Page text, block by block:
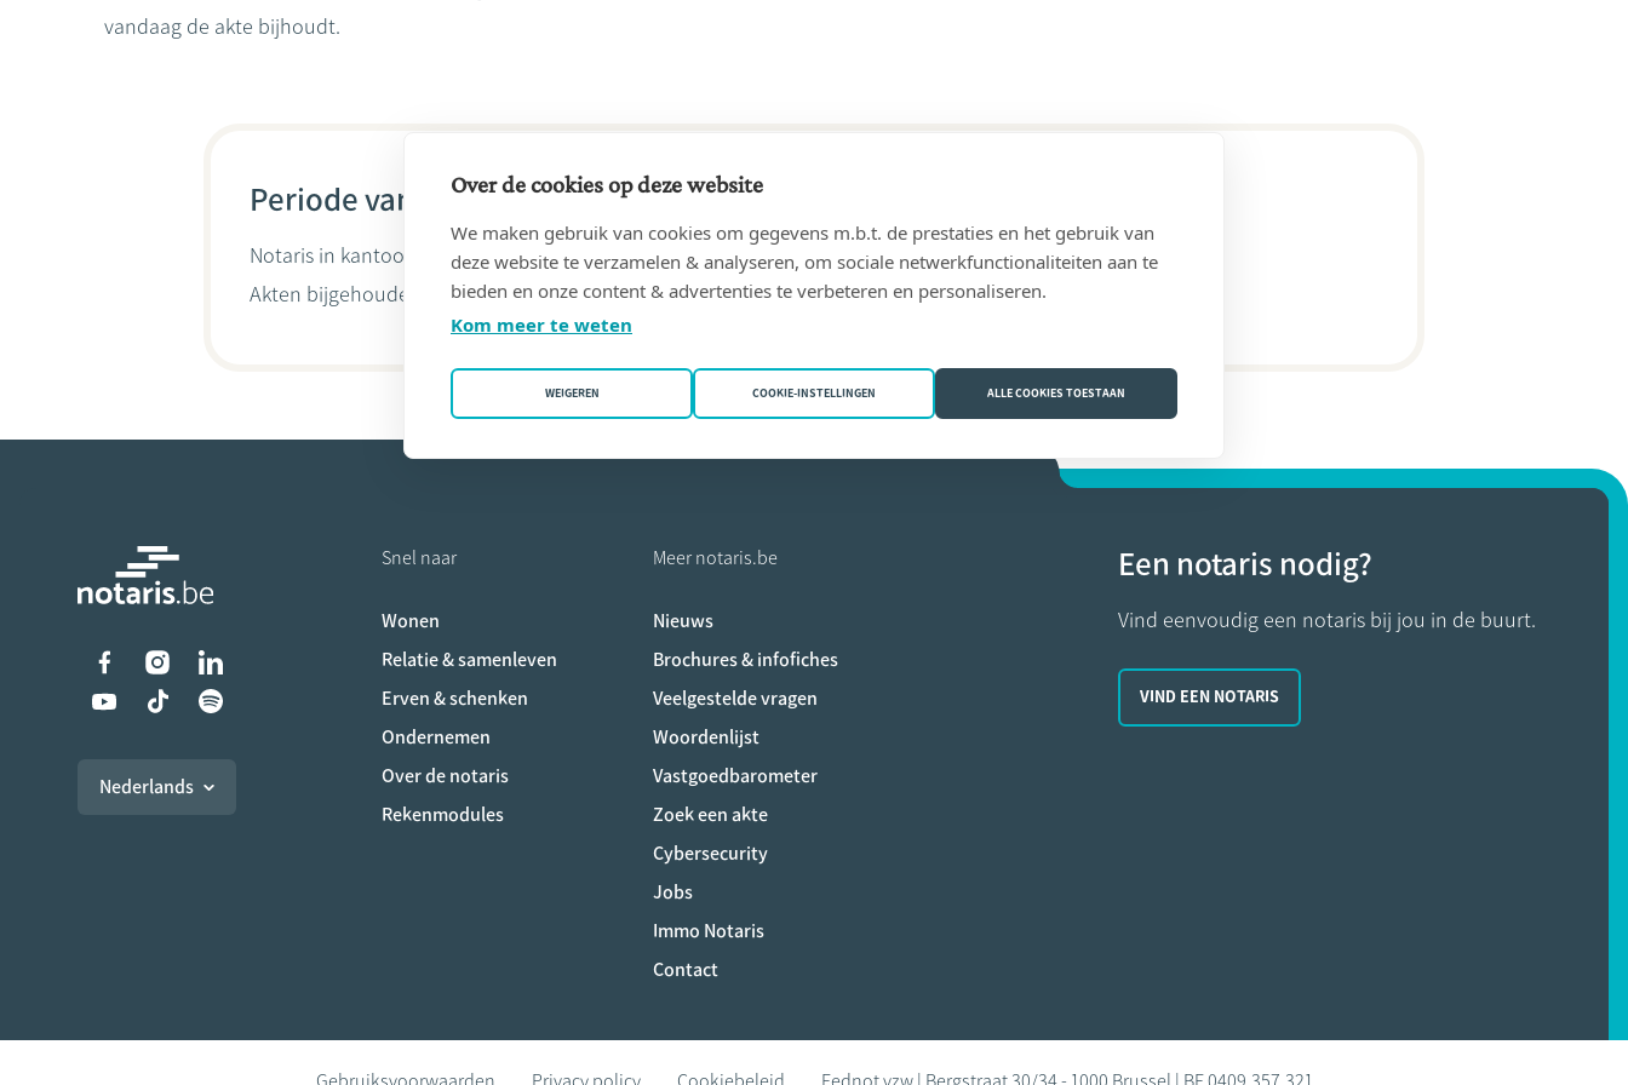
vandaag de akte bijhoudt.
Periode van 28/06/1996 tot 25/06/2025
Notaris in kantoor RAXHON & GOBLET - notaires associés(4800 Verviers)
Akten bijgehouden doorAnne-Catherine Goblet
Liens vers les réseaux sociaux
Nederlands
Snel naar
Wonen
Relatie & samenleven
Erven & schenken
Ondernemen
Over de notaris
Rekenmodules
Meer notaris.be
Nieuws
Brochures & infofiches
Veelgestelde vragen
Woordenlijst
Vastgoedbarometer
Zoek een akte
Cybersecurity
Jobs
Immo Notaris
Contact
Een notaris nodig?
Vind eenvoudig een notaris bij jou in de buurt.
VIND EEN NOTARIS
Over de cookies op deze website
We maken gebruik van cookies om gegevens m.b.t. de prestaties en het gebruik van
deze website te verzamelen & analyseren, om sociale netwerkfunctionaliteiten aan te
bieden en onze content & advertenties te verbeteren en personaliseren.
Kom meer te weten
WEIGEREN COOKIE-INSTELLINGEN ALLE COOKIES TOESTAAN